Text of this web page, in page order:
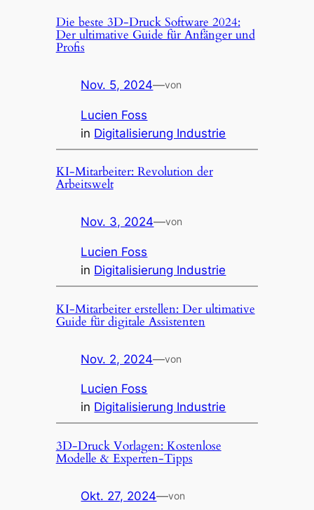
Die beste 3D-Druck Software 2024:
Der ultimative Guide für Anfänger und
Profis
Nov. 5, 2024—von
Lucien Foss
in Digitalisierung Industrie
KI-Mitarbeiter: Revolution der
Arbeitswelt
Nov. 3, 2024—von
Lucien Foss
in Digitalisierung Industrie
KI-Mitarbeiter erstellen: Der ultimative
Guide für digitale Assistenten
Nov. 2, 2024—von
Lucien Foss
in Digitalisierung Industrie
3D-Druck Vorlagen: Kostenlose
Modelle & Experten-Tipps
Okt. 27, 2024—von